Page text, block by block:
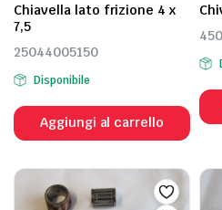
Chiavella lato frizione 4 x
7,5
25044005150
Disponibile
Aggiungi al carrello